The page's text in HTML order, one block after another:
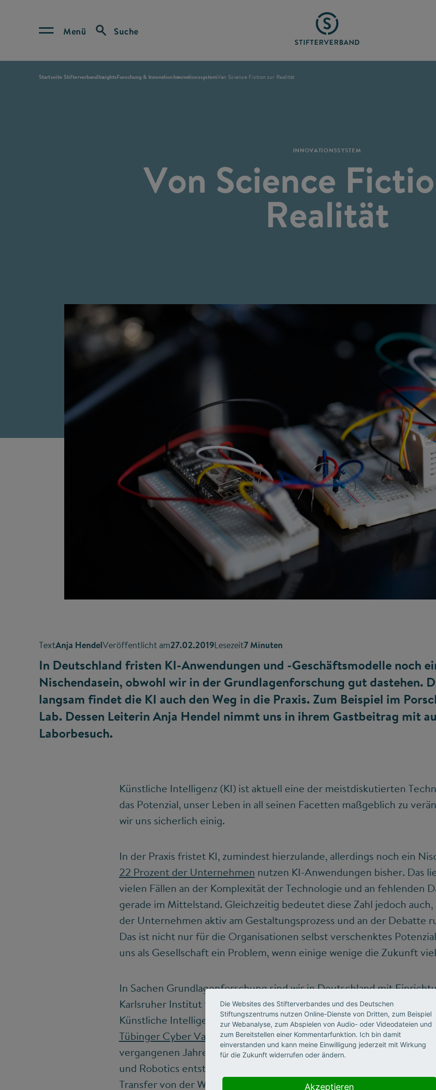
Menü Suche
Startseite StifterverbandInsightsForschung & InnovationInnovationssystemVon Science Fiction zur Realität
INNOVATIONSSYSTEM
Von Science
Realität
TextAnja HendelVeröffentlicht am27.02.2019Lesezeit7 Minuten
In Deutschland fristen KI-Anwendungen und -Geschäftsmodelle noch
Nischendasein, obwohl wir in der Grundlagenforschung gut dastehen.
langsam findet die KI auch den Weg in die Praxis. Zum Beispiel im
Lab. Dessen Leiterin Anja Hendel nimmt uns in ihrem Gastbeitrag mit
Laborbesuch.
Künstliche Intelligenz (KI) ist aktuell eine der meistdiskutierten
das Potenzial, unser Leben in all seinen Facetten maßgeblich zu
wir uns sicherlich einig.
In der Praxis fristet KI, zumindest hierzulande, allerdings noch ein
22 Prozent der Unternehmen nutzen KI-Anwendungen bisher. Das
vielen Fällen an der Komplexität der Technologie und an fehlenden
gerade im Mittelstand. Gleichzeitig bedeutet diese Zahl jedoch
der Unternehmen aktiv am Gestaltungsprozess und an der Debatte
Das ist nicht nur für die Organisationen selbst verschenktes
uns als Gesellschaft ein Problem, wenn einige wenige die Zukunft
In Sachen Grundlagenforschung sind wir in Deutschland mit
Karlsruher Institut für Technologie (KIT), dem Deutschen
Künstliche Intelligenz (DFKI) oder mit Forschungskooperationen wie
Tübinger Cyber Valleyziemlich gut aufgestellt. Von München
vergangenen Jahren auch neue Lehrstühle rund um maschinelles
und Robotics entstanden. Doch insgesamt scheitern wir als
Transfer von der Wissenschaft in die Praxis. Es mangelt noch an
Die Websites des Stifterverbandes und des Deutschen
Stiftungszentrums nutzen Online-Dienste von Dritten, zum Beispiel
zur Webanalyse, zum Abspielen von Audio- oder Videodateien und
zum Bereitstellen einer Kommentarfunktion. Ich bin damit
einverstanden und kann meine Einwilligung jederzeit mit Wirkung
für die Zukunft widerrufen oder ändern.
Akzeptieren